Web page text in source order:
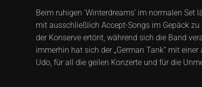
Beim ruhigen 'Winterdreams' im normalen Set
mit ausschließlich Accept-Songs im Gepäck
der Konserve ertönt, während sich die Band
immerhin hat sich der „German Tank“ mit
Udo, für all die geilen Konzerte und für die